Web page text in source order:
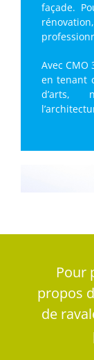
façade.
Avec
en tenant
d’arts,
Pour
propos
de